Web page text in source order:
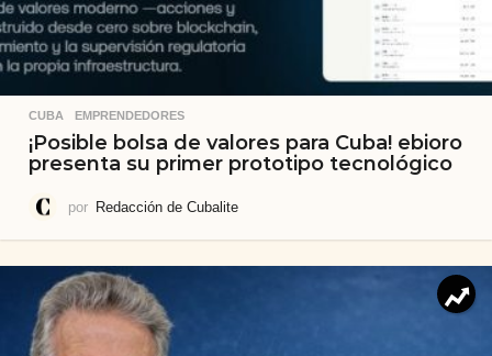
CUBA ,EMPRENDEDORES
¡Posible bolsa de valores para Cuba! ebioro
presenta su primer prototipo tecnológico
por Redacción de Cubalite